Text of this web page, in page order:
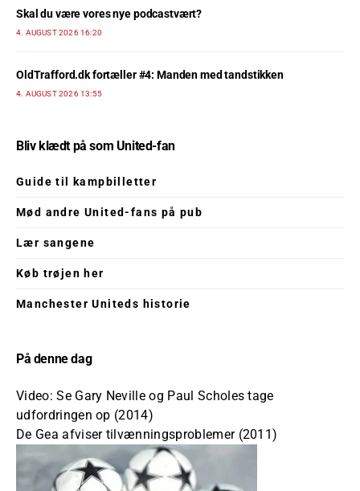
Skal du være vores nye podcastvært?
4. AUGUST 2026 16:20
OldTrafford.dk fortæller #4: Manden med tandstikken
4. AUGUST 2026 13:55
Bliv klædt på som United-fan
Guide til kampbilletter
Mød andre United-fans på pub
Lær sangene
Køb trøjen her
Manchester Uniteds historie
På denne dag
Video: Se Gary Neville og Paul Scholes tage
udfordringen op (2014)
De Gea afviser tilvænningsproblemer (2011)